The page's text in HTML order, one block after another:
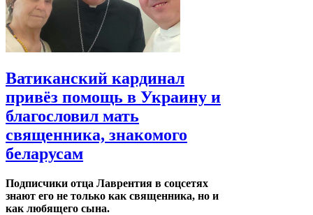
Ватиканский кардинал
привёз помощь в Украину и
благословил мать
священника, знакомого
беларусам
Подписчики отца Лаврентия в соцсетях
знают его не только как священника, но и
как любящего сына.